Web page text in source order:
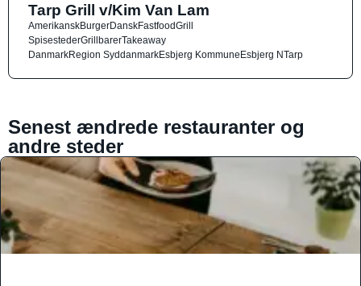
Tarp Grill v/Kim Van Lam
AmerikanskBurgerDanskFastfoodGrill
SpisestederGrillbarerTakeaway
DanmarkRegion SyddanmarkEsbjerg KommuneEsbjerg NTarp
Senest ændrede restauranter og
andre steder